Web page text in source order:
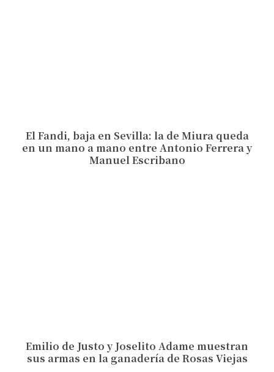
El Fandi, baja en Sevilla: la de Miura queda
en un mano a mano entre Antonio Ferrera y
Manuel Escribano
Emilio de Justo y Joselito Adame muestran
sus armas en la ganadería de Rosas Viejas